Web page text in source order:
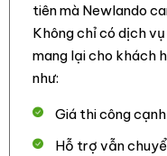
Gạch trang trí Việt
bảo vệ công trình
– Chống thấm, chống
– Dễ dàng thi công
tiên mà Newlando
Không chỉ có dịch
mang lại cho khách
như:
Giá thi công
Hỗ trợ vẫn